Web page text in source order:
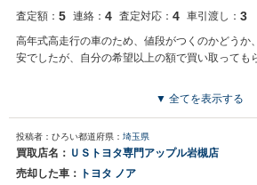
査定額： 5 連絡： 4 査定対応： 4 車引渡し： 3
高年式高走行の車のため、値段がつくのかどうか
安でしたが、自分の希望以上の額で買い取っても
▼ 全てを表示する
投稿者：ひろい都道府県： 埼玉県
買取店名： ＵＳトヨタ専門アップル岩槻店
売却した車：
トヨタ ノア